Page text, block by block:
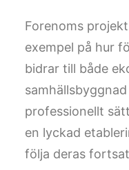
Forenoms
exempel på hur
bidrar till både
professionellt
en lyckad
följa deras